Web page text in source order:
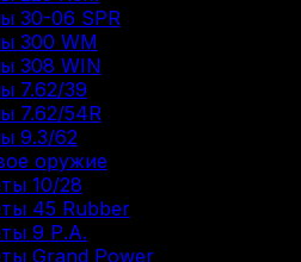
30-06 SPR
300 WM
308 WIN
7.62/39
7.62/54R
9.3/62
оружие
10/28
45 Rubber
9 Р.А.
Grand Power